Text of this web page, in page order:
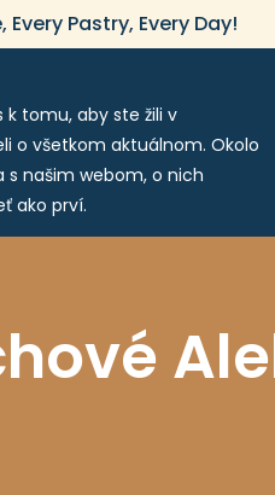
Pastry, Every Day!
tomu, aby ste žili v
o všetkom aktuálnom. Okolo
s našim webom, o nich
ako prví.